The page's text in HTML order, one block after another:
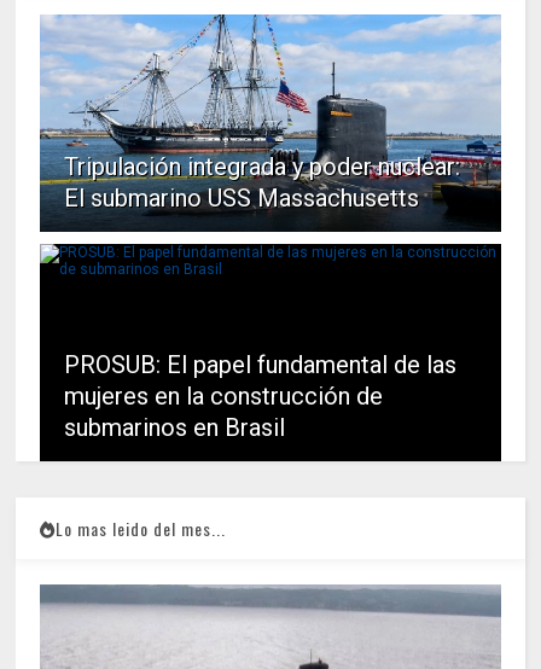
Tripulación integrada y poder nuclear:
El submarino USS Massachusetts
PROSUB: El papel fundamental de las
mujeres en la construcción de
submarinos en Brasil
Lo mas leido del mes...